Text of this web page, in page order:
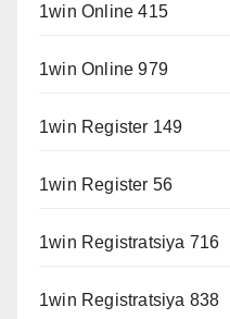
1win Online 415
1win Online 979
1win Register 149
1win Register 56
1win Registratsiya 716
1win Registratsiya 838